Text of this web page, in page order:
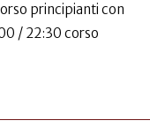
principianti con
/ 22:30 corso